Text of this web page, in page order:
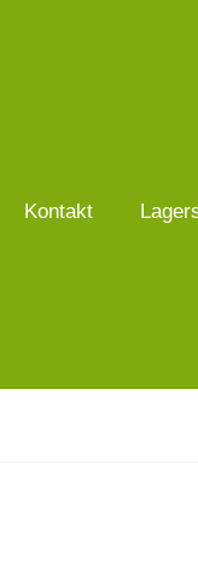
Kontakt